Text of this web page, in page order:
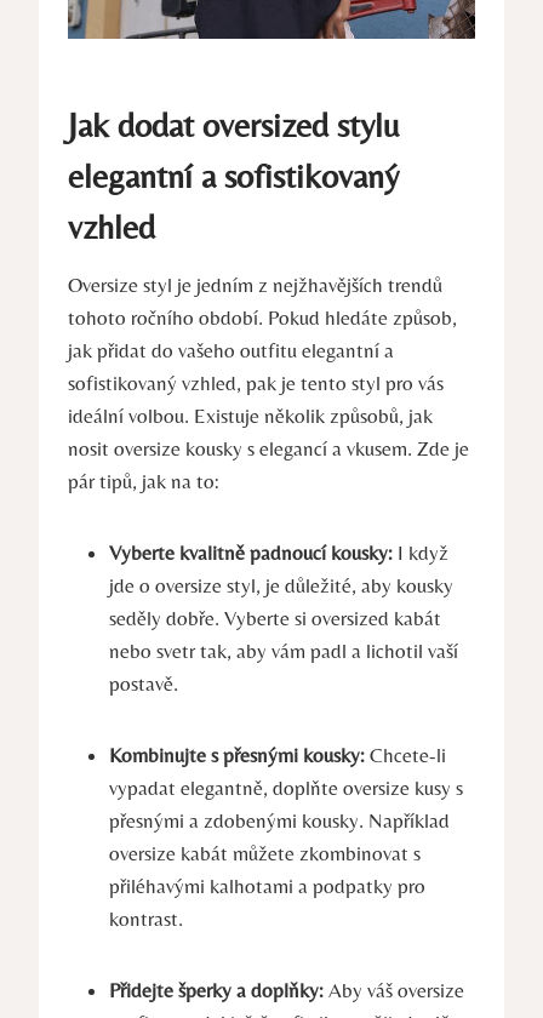
Jak dodat oversized stylu
elegantní a sofistikovaný
vzhled
Oversize styl je jedním z nejžhavějších trendů
tohoto ročního období. Pokud hledáte způsob,
jak přidat do vašeho outfitu elegantní a
sofistikovaný vzhled, pak je tento styl pro vás
ideální volbou. Existuje několik způsobů, jak
nosit oversize kousky s elegancí a vkusem. Zde je
pár tipů, jak na to:
Vyberte kvalitně padnoucí kousky: I když
jde o oversize styl, je důležité, aby kousky
seděly dobře. Vyberte si oversized kabát
nebo svetr tak, aby vám padl a lichotil vaší
postavě.
Kombinujte s přesnými kousky: Chcete-li
vypadat elegantně, doplňte oversize kusy s
přesnými a zdobenými kousky. Například
oversize kabát můžete zkombinovat s
přiléhavými kalhotami a podpatky pro
kontrast.
Přidejte šperky a doplňky: Aby váš oversize